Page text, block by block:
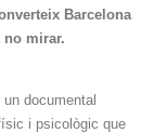
Barcelona
no mirar.
documental
i psicològic que